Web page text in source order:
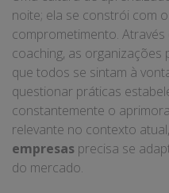
noite; ela se constrói com
comprometimento. Através
coaching, as organizações
que todos se sintam à
questionar práticas
constantemente o
relevante no contexto
empresas precisa se
do mercado.